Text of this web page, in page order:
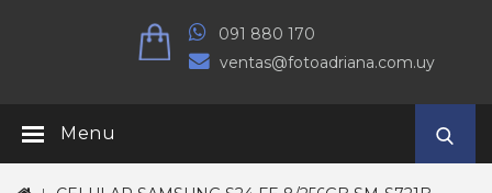
091 880 170
ventas@fotoadriana.com.uy
Menu